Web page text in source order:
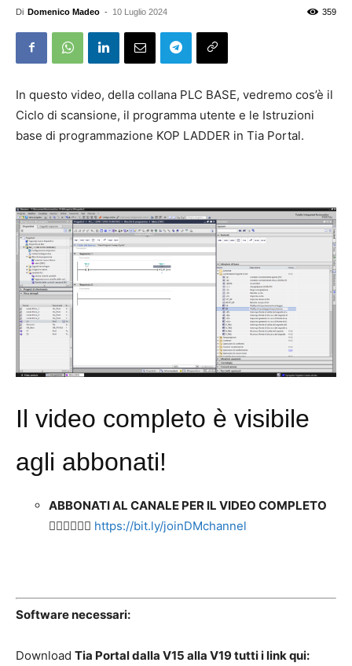
Di Domenico Madeo - 10 Luglio 2024 359
In questo video, della collana PLC BASE, vedremo cos’è il
Ciclo di scansione, il programma utente e le Istruzioni
base di programmazione KOP LADDER in Tia Portal.
Il video completo è visibile
agli abbonati!
ABBONATI AL CANALE PER IL VIDEO COMPLETO
👉🏻👉🏻👉🏻 https://bit.ly/joinDMchannel
Software necessari:
Download Tia Portal dalla V15 alla V19 tutti i link qui: